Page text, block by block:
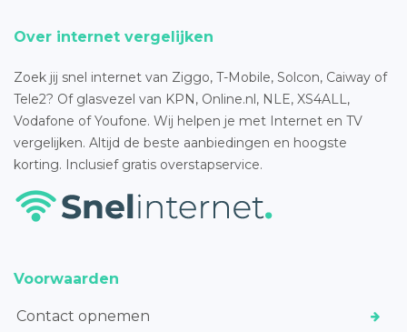
Over internet vergelijken
Zoek jij snel internet van Ziggo, T-Mobile, Solcon, Caiway of
Tele2? Of glasvezel van KPN, Online.nl, NLE, XS4ALL,
Vodafone of Youfone. Wij helpen je met Internet en TV
vergelijken. Altijd de beste aanbiedingen en hoogste
korting. Inclusief gratis overstapservice.
Voorwaarden
Contact opnemen